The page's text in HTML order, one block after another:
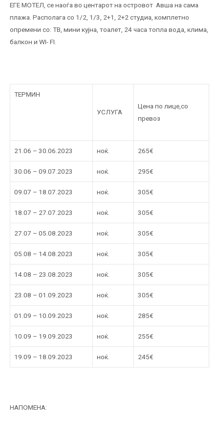
ЕГЕ МОТЕЛ, се наоѓа во центарот на островот Авша на сама
плажа. Располага со 1/2, 1/3, 2+1, 2+2 студиа, комплетно
опремени со: ТВ, мини кујна, тоалет, 24 часа топла вода, клима,
балкон и WI- FI.
ТЕРМИН
УСЛУГА
Цена по лице,со
превоз
21.06 – 30.06.2023 ноќ. 265€
30.06 – 09.07.2023 ноќ. 295€
09.07 – 18.07.2023 ноќ. 305€
18.07 – 27.07.2023 ноќ. 305€
27.07 – 05.08.2023 ноќ. 305€
05.08 – 14.08.2023 ноќ. 305€
14.08 – 23.08.2023 ноќ. 305€
23.08 – 01.09.2023 ноќ. 305€
01.09 – 10.09.2023 ноќ. 285€
10.09 – 19.09.2023 ноќ. 255€
19.09 – 18.09.2023 ноќ. 245€
НАПОМЕНА: